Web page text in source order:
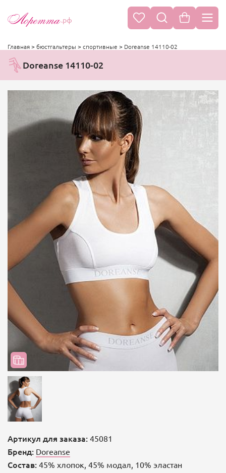
.рф
Главная> бюстгальтеры > спортивные > Doreanse 14110-02
Doreanse 14110-02
Артикул для заказа: 45081
Бренд: Doreanse
Состав: 45% хлопок, 45% модал, 10% эластан